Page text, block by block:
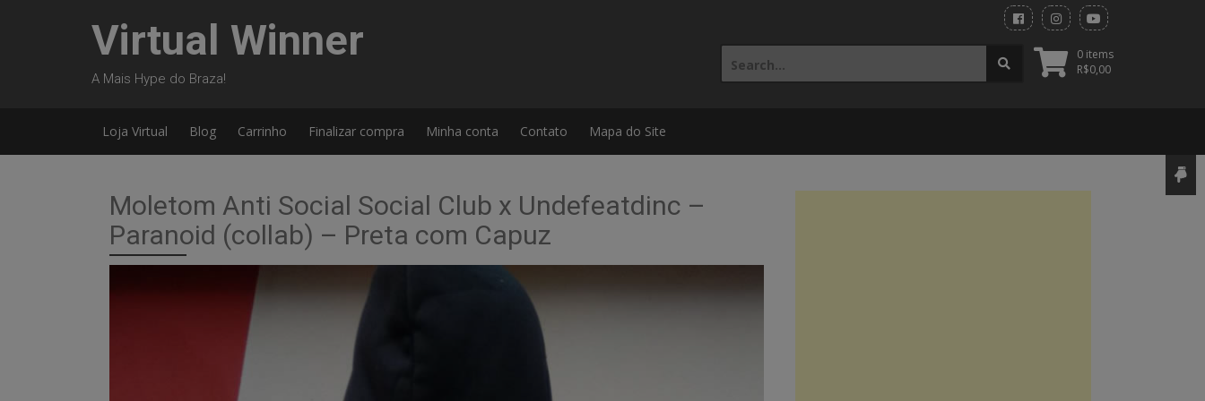
Virtual Winner
A Mais Hype do Braza!
0 items
R$0,00
Search
for:
Loja Virtual Blog Carrinho Finalizar compra Minha conta Contato Mapa do Site
Moletom Anti Social Social Club x Undefeatdinc –
Paranoid (collab) – Preta com Capuz